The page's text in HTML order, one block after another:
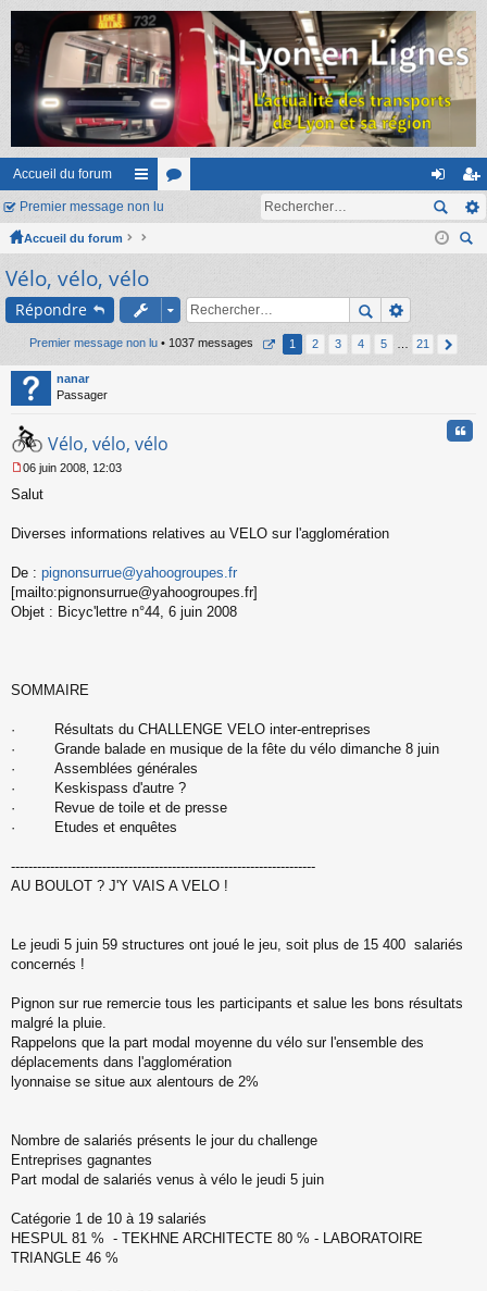
Accueil du forum
ac
co
ur
ci
s
on
ne
ns
cri
Premier message non lu
Accueil du forum
Vélo, vélo, vélo
Répondre
Premier message non lu • 1037 messages 1 2 3 4 5 21
nanar
Passager
Vélo, vélo, vélo
e
s
e
n
o
06 juin 2008, 12:03
Salut
Diverses informations relatives au VELO sur l'agglomération
De : pignonsurrue@yahoogroupes.fr
[mailto:pignonsurrue@yahoogroupes.fr]
Objet : Bicyc'lettre n°44, 6 juin 2008
SOMMAIRE
· Résultats du CHALLENGE VELO inter-entreprises
· Grande balade en musique de la fête du vélo dimanche 8 juin
· Assemblées générales
· Keskispass d'autre ?
· Revue de toile et de presse
· Etudes et enquêtes
----------------------------------------------------------------------
AU BOULOT ? J'Y VAIS A VELO !
Le jeudi 5 juin 59 structures ont joué le jeu, soit plus de 15 400 salariés
concernés !
Pignon sur rue remercie tous les participants et salue les bons résultats
malgré la pluie.
Rappelons que la part modal moyenne du vélo sur l'ensemble des
déplacements dans l'agglomération
lyonnaise se situe aux alentours de 2%
Nombre de salariés présents le jour du challenge
Entreprises gagnantes
Part modal de salariés venus à vélo le jeudi 5 juin
Catégorie 1 de 10 à 19 salariés
HESPUL 81 % - TEKHNE ARCHITECTE 80 % - LABORATOIRE
TRIANGLE 46 %